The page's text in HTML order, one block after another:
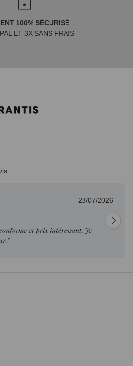
100% SÉCURISÉ
ET 3X SANS FRAIS
23/07/2026
et prix intéressant. Je